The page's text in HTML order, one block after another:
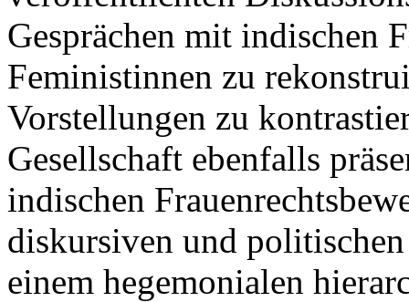
Gesprächen mit indischen
Feministinnen zu
Vorstellungen zu
Gesellschaft ebenfalls
indischen
diskursiven und
einem hegemonialen